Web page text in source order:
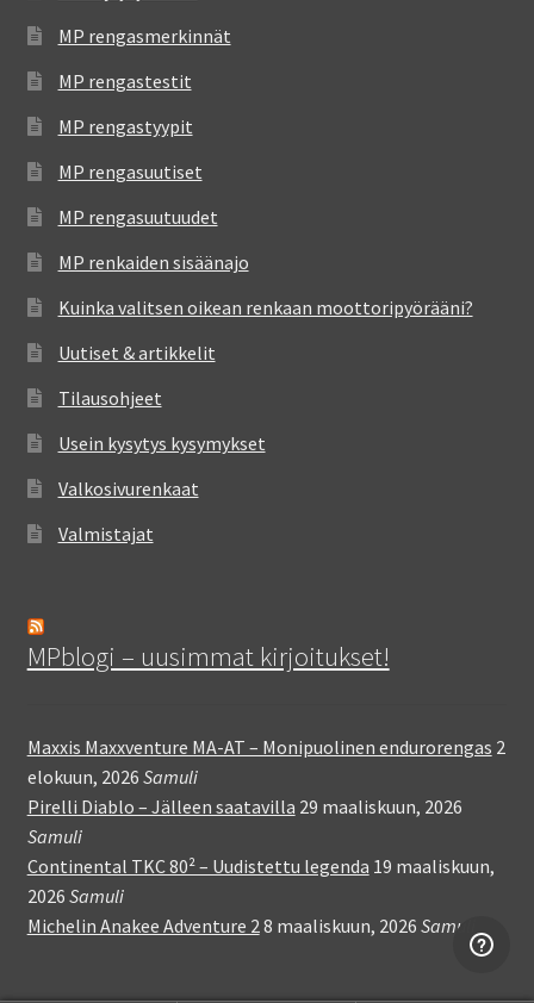
MP rengasmerkinnät
MP rengastestit
MP rengastyypit
MP rengasuutiset
MP rengasuutuudet
MP renkaiden sisäänajo
Kuinka valitsen oikean renkaan moottoripyörääni?
Uutiset & artikkelit
Tilausohjeet
Usein kysytys kysymykset
Valkosivurenkaat
Valmistajat
MPblogi – uusimmat kirjoitukset!
Maxxis Maxxventure MA-AT – Monipuolinen endurorengas 2
elokuun, 2026 Samuli
Pirelli Diablo – Jälleen saatavilla 29 maaliskuun, 2026
Samuli
Continental TKC 80² – Uudistettu legenda 19 maaliskuun,
2026 Samuli
Michelin Anakee Adventure 28 maaliskuun, 2026 Samuli